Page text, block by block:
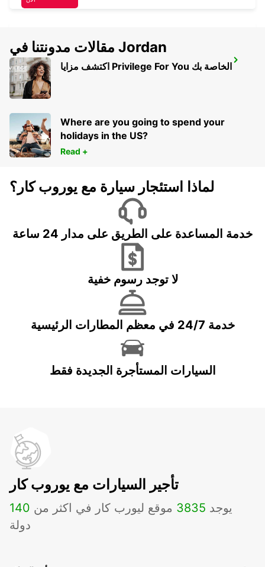
MELBOURNE SUNSHINE WEST
SUNSHINE WEST - AUSTRALIA
مقالات مدونتنا في Jordan
اكتشف مزايا Privilege For You الخاصة بك
Where are you going to spend your
holidays in the US?
Read +
لماذا استئجار سيارة مع يوروب كار؟
خدمة المساعدة على الطريق على مدار 24 ساعة
لا توجد رسوم خفية
خدمة 24/7 في معظم المطارات الرئيسية
السيارات المستأجرة الجديدة فقط
تأجير السيارات مع يوروب كار
يوجد 3835 موقع ليورب كار في اكثر من 140
دولة